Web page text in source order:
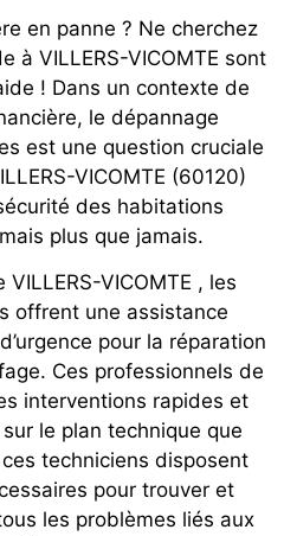
en panne ? Ne cherchez
à VILLERS-VICOMTE sont
! Dans un contexte de
le dépannage
est une question cruciale
VICOMTE (60120)
des habitations
plus que jamais.
VICOMTE , les
offrent une assistance
pour la réparation
Ces professionnels de
interventions rapides et
le plan technique que
techniciens disposent
pour trouver et
les problèmes liés aux